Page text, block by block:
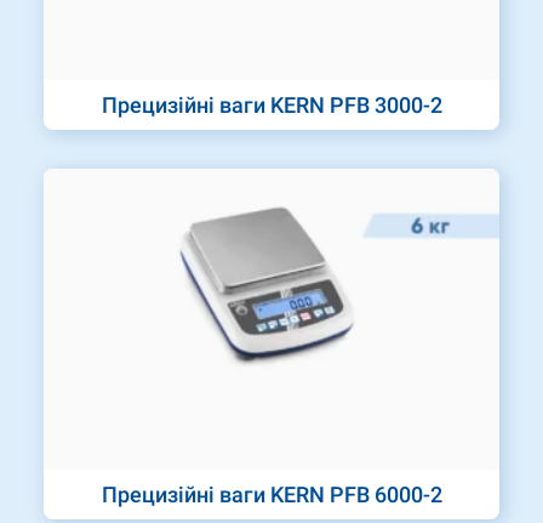
Прецизійні ваги KERN PFB 3000-2
Прецизійні ваги KERN PFB 6000-2